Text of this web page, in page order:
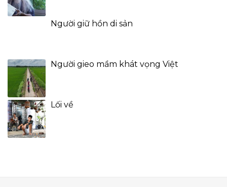
Người giữ hồn di sản
Người gieo mầm khát vọng Việt
Lối về